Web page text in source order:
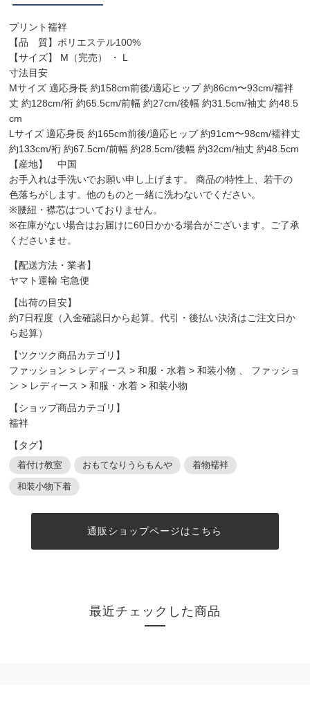
プリント襦袢
【品 質】ポリエステル100%
【サイズ】 M（完売） ・ L
寸法目安
Mサイズ 適応身長 約158cm前後/適応ヒップ 約86cm〜93cm/襦袢
丈 約128cm/裄 約65.5cm/前幅 約27cm/後幅 約31.5cm/袖丈 約48.5
cm
Lサイズ 適応身長 約165cm前後/適応ヒップ 約91cm〜98cm/襦袢丈
約133cm/裄 約67.5cm/前幅 約28.5cm/後幅 約32cm/袖丈 約48.5cm
【産地】 中国
お手入れは手洗いでお願い申し上げます。 商品の特性上、若干の
色落ちがします。他のものと一緒に洗わないでください。
※腰紐・襟芯はついておりません。
※在庫がない場合はお届けに60日かかる場合がございます。ご了承
くださいませ。
【配送方法・業者】
ヤマト運輸 宅急便
【出荷の目安】
約7日程度（入金確認日から起算。代引・後払い決済はご注文日か
ら起算）
【ツクツク商品カテゴリ】
ファッション > レディース >和服・水着 >和装小物
ファッショ
ン > レディース >和服・水着 >和装小物
【ショップ商品カテゴリ】
襦袢
【タグ】
着付け教室 おもてなりうらもんや 着物襦袢
和装小物下着
通販ショップページはこちら
最近チェックした商品